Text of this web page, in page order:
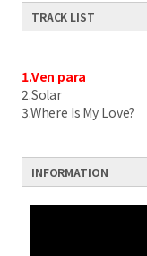
TRACK LIST
1.Ven para
2.Solar
3.Where Is My Love?
INFORMATION